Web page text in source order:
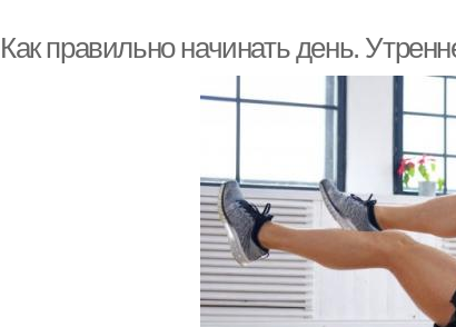
Как правильно начинать день.